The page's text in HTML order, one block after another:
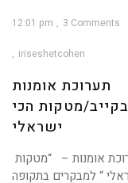
12:01 pm 3 Comments
iriseshetcohen
תערוכת אומנות
בקייב/מטקות הכי
ישראלי
“ למבקרים בתקופה